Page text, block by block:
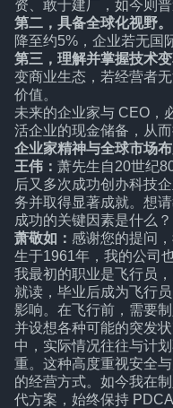
资、敢于建厂，如今则
第二，具备全球化视野。
降至约5%，企业若无国
第三，理解并掌握技术变
变商业生态，若经营者
价值。
未来的企业家与 CEO，
活企业的现金储备，从
企业家精神与全球市场
王伟： 萧先生自20世纪
后又多次成功创办科技
务并取得显著成就。想
成功的关键因素是什么？
萧敬如： 感谢您的提问
生于1961年，我的公司
我最初的职业是飞行员
就读，毕业后成为飞行
影响。在飞行前，需要
并设想各种可能的突发
中，实际情况往往与计
重。这种高度重视安全
的经营方式。如今我在
代方案，始终保持